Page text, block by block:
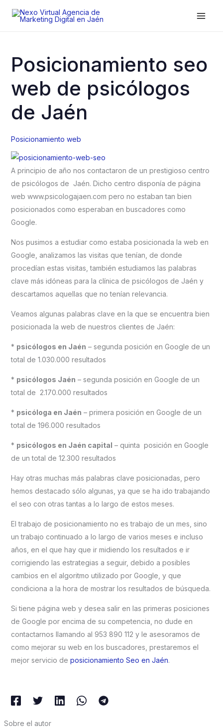
Posicionamiento seo
web de psicólogos
de Jaén
Posicionamiento web
A principio de año nos contactaron de un prestigioso centro
de psicólogos de Jaén. Dicho centro disponía de página
web www.psicologajaen.com pero no estaban tan bien
posicionados como esperaban en buscadores como
Google.
Nos pusimos a estudiar como estaba posicionada la web en
Google, analizamos las visitas que tenían, de donde
procedían estas visitas, también estudiamos las palabras
clave más idóneas para la clínica de psicólogos de Jaén y
descartamos aquellas que no tenían relevancia.
Veamos algunas palabras clave en la que se encuentra bien
posicionada la web de nuestros clientes de Jaén:
* psicólogos en Jaén – segunda posición en Google de un
total de 1.030.000 resultados
* psicólogos Jaén – segunda posición en Google de un
total de 2.170.000 resultados
* psicóloga en Jaén – primera posición en Google de un
total de 196.000 resultados
* psicólogos en Jaén capital – quinta posición en Google
de un total de 12.300 resultados
Hay otras muchas más palabras clave posicionadas, pero
hemos destacado sólo algunas, ya que se ha ido trabajando
el seo con otras tantas a lo largo de estos meses.
El trabajo de posicionamiento no es trabajo de un mes, sino
un trabajo continuado a lo largo de varios meses e incluso
años, en el que hay que ir midiendo los resultados e ir
corrigiendo las estrategias a seguir, debido a posibles
cambios en el algoritmo utilizado por Google, y que
condiciona a la hora de mostrar los resultados de búsqueda.
Si tiene página web y desea salir en las primeras posiciones
de Google por encima de su competencia, no dude en
contactarnos llamando al 953 890 112 y le asesoramos de
como mejorar su web en los buscadores, prestaremos el
mejor servicio de posicionamiento Seo en Jaén.
Sobre el autor